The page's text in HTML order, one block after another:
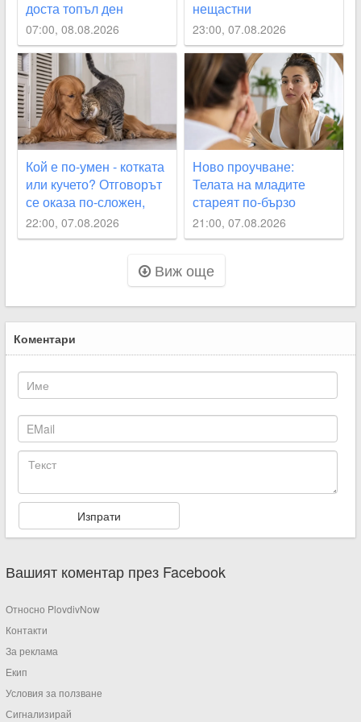
доста топъл ден
07:00, 08.08.2026
нещастни
23:00, 07.08.2026
Кой е по-умен - котката
или кучето? Отговорът
се оказа по-сложен,
отколкото изглежда
22:00, 07.08.2026
Ново проучване:
Телата на младите
стареят по-бързо
21:00, 07.08.2026
Виж още
Коментари
Вашият коментар през Facebook
Относно PlovdivNow
Контакти
За реклама
Екип
Условия за ползване
Сигнализирай